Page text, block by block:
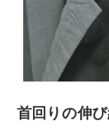
首回りの伸